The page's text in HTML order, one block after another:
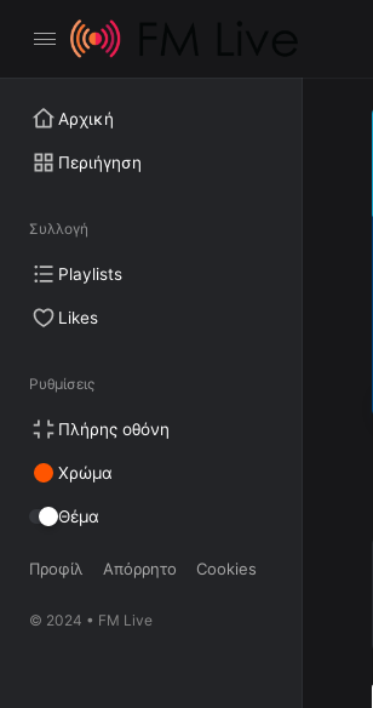
Αρχική
Περιήγηση
Συλλογή
Playlists
Likes
Ρυθμίσεις
Πλήρης οθόνη
Χρώμα
Θέμα
Προφίλ Απόρρητο Cookies
© 2024 • FM Live